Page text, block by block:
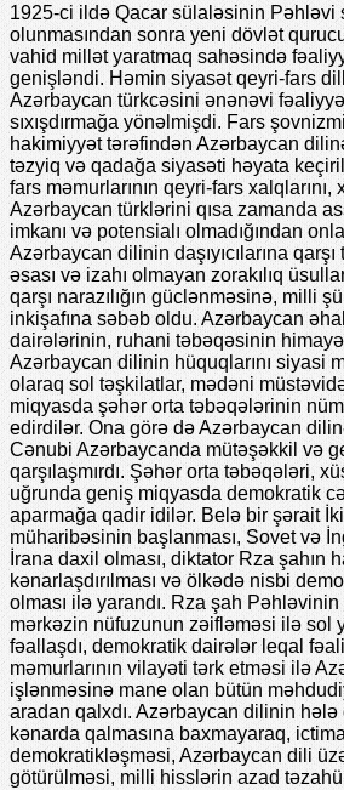
1925-ci ildə Qacar sülaləsinin Pəhləvi
olunmasından sonra yeni dövlət
vahid millət yaratmaq sahəsində
genişləndi. Həmin siyasət qeyri-fars
Azərbaycan türkcəsini ənənəvi
sıxışdırmağa yönəlmişdi. Fars
hakimiyyət tərəfindən Azərbaycan
təzyiq və qadağa siyasəti həyata
fars məmurlarının qeyri-fars xalqlarını,
Azərbaycan türklərini qısa zamanda
imkanı və potensialı olmadığından
Azərbaycan dilinin daşıyıcılarına
əsası və izahı olmayan zorakılıq
qarşı narazılığın güclənməsinə, milli
inkişafına səbəb oldu. Azərbaycan
dairələrinin, ruhani təbəqəsinin
Azərbaycan dilinin hüquqlarını siyasi
olaraq sol təşkilatlar, mədəni
miqyasda şəhər orta təbəqələrinin
edirdilər. Ona görə də Azərbaycan
Cənubi Azərbaycanda mütəşəkkil və
qarşılaşmırdı. Şəhər orta təbəqələri,
uğrunda geniş miqyasda demokratik
aparmağa qadir idilər. Belə bir şərait
müharibəsinin başlanması, Sovet və
İrana daxil olması, diktator Rza şahın
kənarlaşdırılması və ölkədə nisbi
olması ilə yarandı. Rza şah
mərkəzin nüfuzunun zəifləməsi ilə sol
fəallaşdı, demokratik dairələr leqal
məmurlarının vilayəti tərk etməsi ilə
işlənməsinə mane olan bütün
aradan qalxdı. Azərbaycan dilinin hələ
kənarda qalmasına baxmayaraq,
demokratikləşməsi, Azərbaycan dili
götürülməsi, milli hisslərin azad